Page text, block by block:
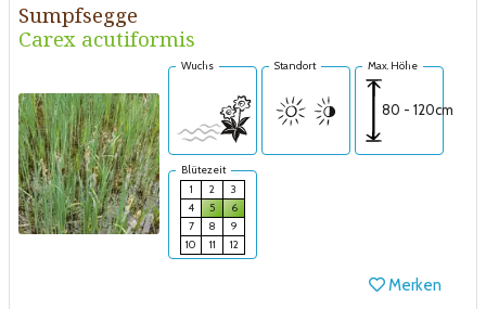
Sumpfsegge
Carex acutiformis
Wuchs Standort Max. Höhe
80 - 120cm
Blütezeit
1
2
3
4
5
6
7
8
9
10
11 12
Merken